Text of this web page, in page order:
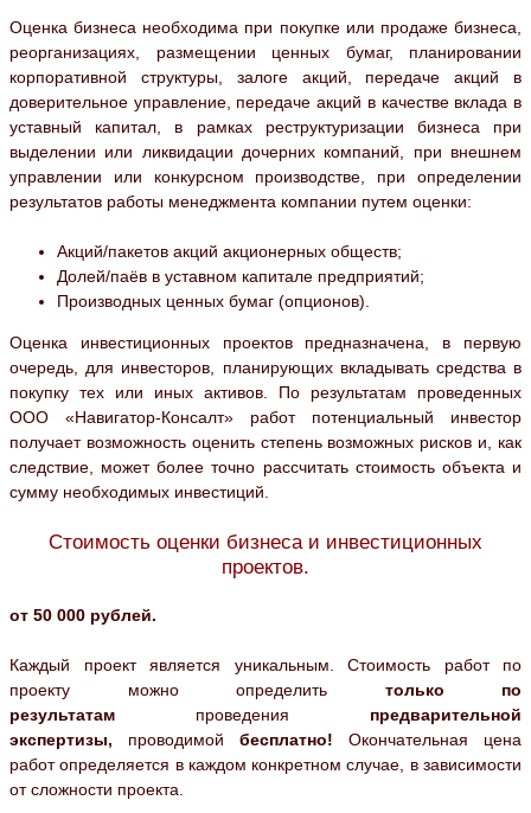
Оценка бизнеса необходима при покупке или продаже бизнеса,
реорганизациях, размещении ценных бумаг, планировании
корпоративной структуры, залоге акций, передаче акций в
доверительное управление, передаче акций в качестве вклада в
уставный капитал, в рамках реструктуризации бизнеса при
выделении или ликвидации дочерних компаний, при внешнем
управлении или конкурсном производстве, при определении
результатов работы менеджмента компании путем оценки:
Акций/пакетов акций акционерных обществ;
Долей/паёв в уставном капитале предприятий;
Производных ценных бумаг (опционов).
Оценка инвестиционных проектов предназначена, в первую
очередь, для инвесторов, планирующих вкладывать средства в
покупку тех или иных активов. По результатам проведенных
ООО «Навигатор-Консалт» работ потенциальный инвестор
получает возможность оценить степень возможных рисков и, как
следствие, может более точно рассчитать стоимость объекта и
сумму необходимых инвестиций.
Стоимость оценки бизнеса и инвестиционных
проектов.
от 50 000 рублей.
Каждый проект является уникальным. Стоимость работ по
проекту можно определить только по
результатам проведения предварительной
экспертизы, проводимой бесплатно! Окончательная цена
работ определяется в каждом конкретном случае, в зависимости
от сложности проекта.